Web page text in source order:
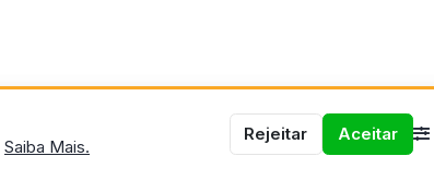
Saiba Mais.
Rejeitar Aceitar